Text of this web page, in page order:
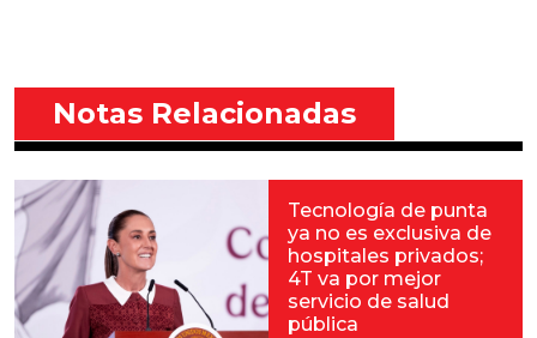
Notas Relacionadas
Tecnología de punta
ya no es exclusiva de
hospitales privados;
4T va por mejor
servicio de salud
pública